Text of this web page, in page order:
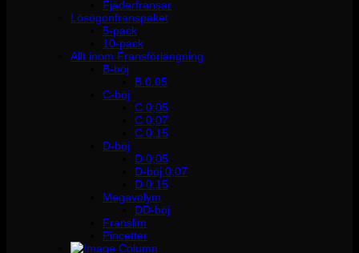
Fjäderfransar
Lösögonfranspaket
5-pack
10-pack
Allt inom Fransförlängning
B-böj
B 0.05
C-böj
C 0,05
C 0,07
C 0,15
D-böj
D 0,05
D-böj 0,07
D 0,15
Megavolym
DD-böj
Franslim
Pincetter